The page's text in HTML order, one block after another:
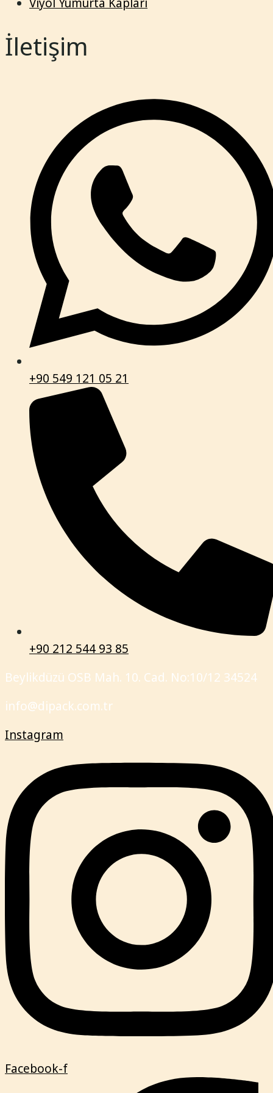
İletişim
+90 549 121 05 21
+90 212 544 93 85
Beylikdüzü OSB Mah. 10. Cad. No:10/12 34524
info@dipack.com.tr
Instagram
Facebook-f